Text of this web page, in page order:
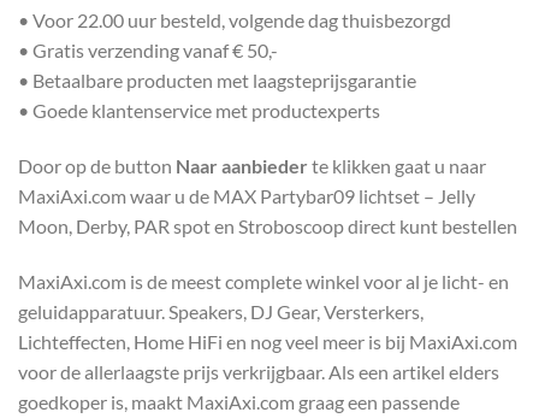
• Voor 22.00 uur besteld, volgende dag thuisbezorgd
• Gratis verzending vanaf € 50,-
• Betaalbare producten met laagsteprijsgarantie
• Goede klantenservice met productexperts
Door op de button Naar aanbieder te klikken gaat u naar
MaxiAxi.com waar u de MAX Partybar09 lichtset – Jelly
Moon, Derby, PAR spot en Stroboscoop direct kunt bestellen
MaxiAxi.com is de meest complete winkel voor al je licht- en
geluidapparatuur. Speakers, DJ Gear, Versterkers,
Lichteffecten, Home HiFi en nog veel meer is bij MaxiAxi.com
voor de allerlaagste prijs verkrijgbaar. Als een artikel elders
goedkoper is, maakt MaxiAxi.com graag een passende